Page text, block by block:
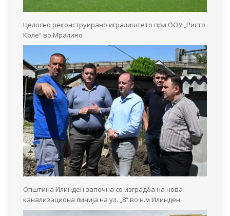
Целосно реконструирано игралиштето при ООУ „Ристо
Крле“ во Мралино
Општина Илинден започна со изградба на нова
канализациона линија на ул. „8“ во н.м Илинден